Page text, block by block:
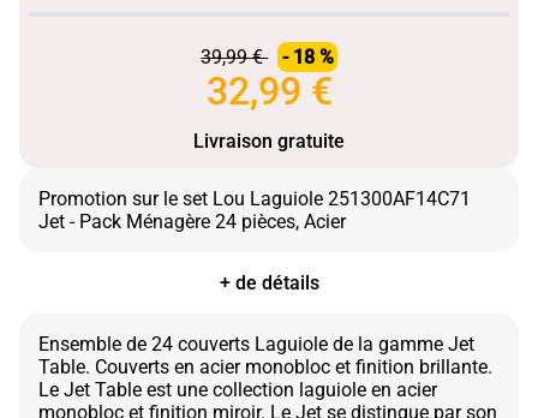
39,99 € - 18 %
32,99 €
Livraison gratuite
Promotion sur le set Lou Laguiole 251300AF14C71
+ de détails
Ensemble de 24 couverts Laguiole de la gamme Jet
Table. Couverts en acier monobloc et finition brillante.
Le Jet Table est une collection laguiole en acier
monobloc et finition miroir. Le Jet se distingue par son